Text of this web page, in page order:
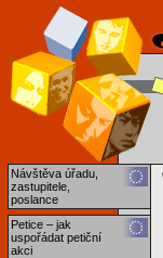
Návštěva úřadu,
zastupitele,
poslance
Petice – jak
uspořádat petiční
akci